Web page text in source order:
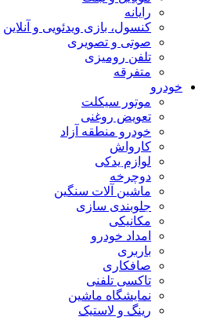
رایانه
کنسول، بازی‌ ویدئویی و آنلاین
صوتی و تصویری
تلفن رومیزی
متفرقه
خودرو
موتور سیکلت
تعویض روغنی
خودرو منطقه آزاد
کارواش
لوازم یدکی
دوچرخه
ماشین آلات سنگین
جلوبندی سازی
مکانیکی
امداد خودرو
باربری
صافکاری
تاکسی تلفنی
نمایشگاه ماشین
رینگ و لاستیک